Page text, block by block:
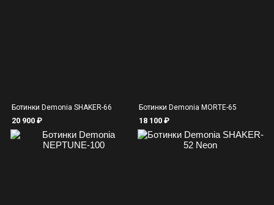
Ботинки Demonia SHAKER-66
20 900 ₽
Ботинки Demonia MORTE-65
18 100 ₽